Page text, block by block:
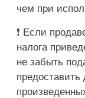
чем при
❗️ Если
налога
не забыть